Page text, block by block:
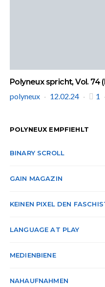
Polyneux spricht, Vol. 74
polyneux
12.02.24 1
POLYNEUX EMPFIEHLT
BINARY SCROLL
GAIN MAGAZIN
KEINEN PIXEL DEN
LANGUAGE AT PLAY
MEDIENBIENE
NAHAUFNAHMEN